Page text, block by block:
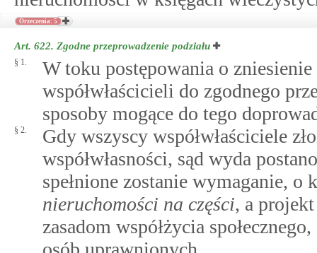
Orzeczenia: 5
Art. 622. Zgodne przeprowadzenie podziału
§ 1.
W toku postępowania o zniesienie
współwłaścicieli do zgodnego
sposoby mogące do tego
§ 2.
Gdy wszyscy współwłaściciele
współwłasności, sąd wyda
spełnione zostanie wymaganie,
nieruchomości na części, a
zasadom współżycia